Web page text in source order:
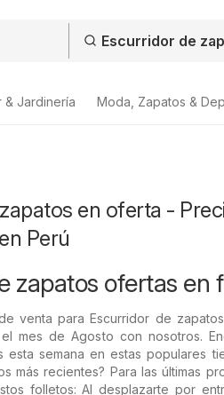
& Jardinería Moda, Zapatos &
en oferta -
Perú
zapatos ofertas en
venta para Escurridor de
mes de Agosto con nosotros.
esta semana en estas populares
más recientes? Para las últimas
folletos: Al desplazarte por